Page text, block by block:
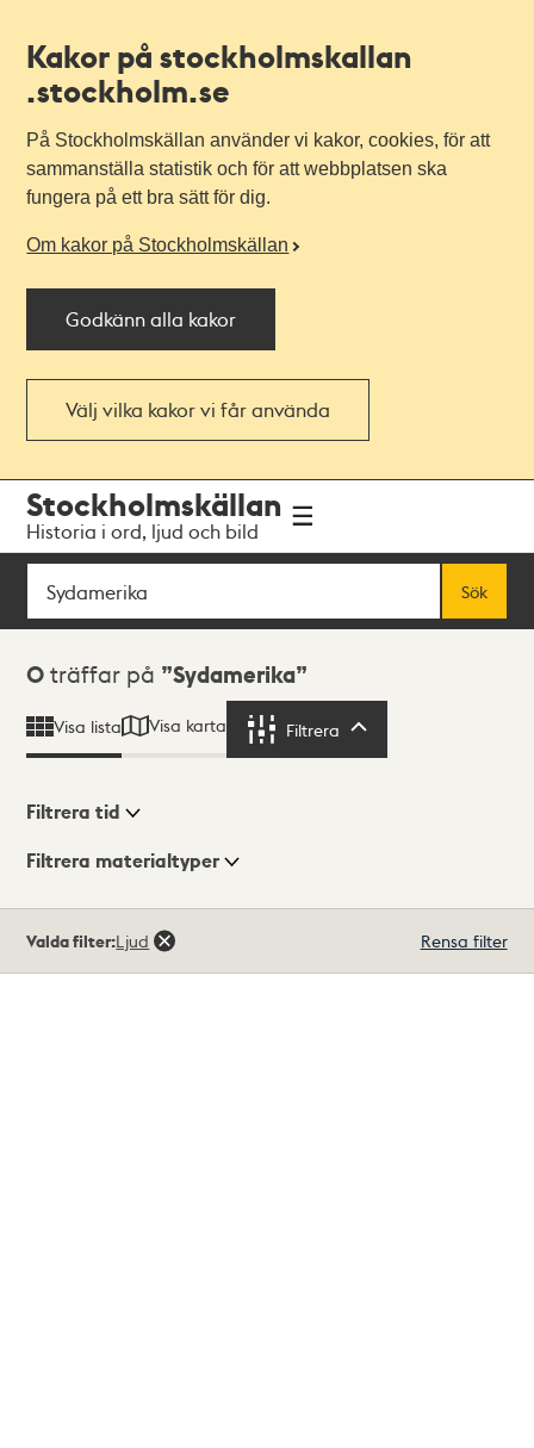
Kakor på stockholmskallan
.stockholm.se
På Stockholmskällan använder vi kakor, cookies, för att
sammanställa statistik och för att webbplatsen ska
fungera på ett bra sätt för dig.
Om kakor på Stockholmskällan
Godkänn alla kakor
Välj vilka kakor vi får använda
navigationen
huvudinnehållet
Stockholmskällan
Historia i ord, ljud och bild
Sök
Sök
Sökresultat
0 träffar på Sydamerika
Visa lista Visa karta Filtrera
Visningsläge
Filtrera tid
Filtrera materialtyper
träffar
Valda filter:Ljud Rensa filter